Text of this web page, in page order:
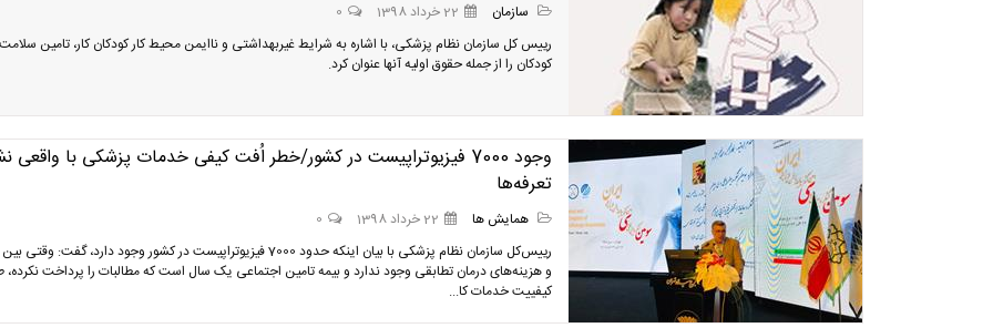
سازمان 22 خرداد 1398
0
رییس کل سازمان نظام پزشکی، با اشاره به شرایط غیربهداشتی و ناایمن محیط کار کودکان کار، تامین
کودکان را از جمله حقوق اولیه آنها عنوان کرد.
وجود 7000 فیزیوتراپیست در کشور/خطر اُفت کیفی خدمات پزشکی با واقعی
تعرفه‌ها
همایش ها 22 خرداد 1398
0
رییس‌کل سازمان نظام پزشکی با بیان اینکه حدود 7000 فیزیوتراپیست در کشور وجود دارد، گفت:
و هزینه‌های درمان تطابقی وجود ندارد و بیمه تامین اجتماعی یک سال است که مطالبات را پرداخت نکرده،
کیفییت خدمات کا...